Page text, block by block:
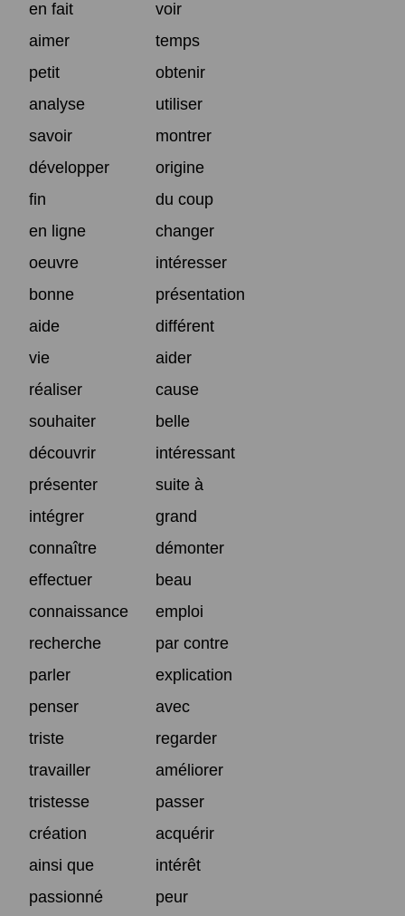
en fait
voir
aimer
temps
petit
obtenir
analyse
utiliser
savoir
montrer
développer
origine
fin
du coup
en ligne
changer
oeuvre
intéresser
bonne
présentation
aide
différent
vie
aider
réaliser
cause
souhaiter
belle
découvrir
intéressant
présenter
suite à
intégrer
grand
connaître
démonter
effectuer
beau
connaissance
emploi
recherche
par contre
parler
explication
penser
avec
triste
regarder
travailler
améliorer
tristesse
passer
création
acquérir
ainsi que
intérêt
passionné
peur